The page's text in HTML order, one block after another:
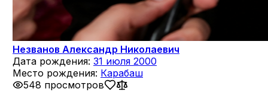
Незванов Александр Николаевич
Дата рождения: 31 июля 2000
Место рождения: Карабаш
548 просмотров